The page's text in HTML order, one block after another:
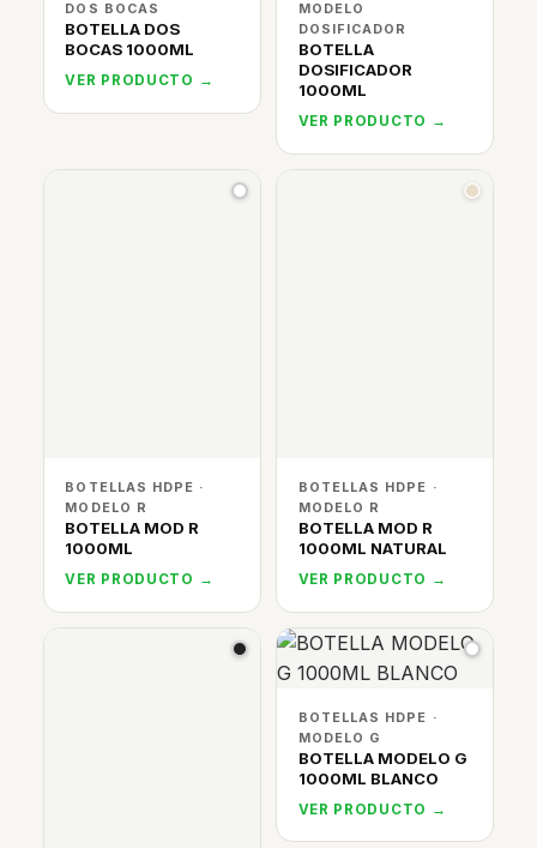
DOS BOCAS
BOTELLA DOS
BOCAS 1000ML
VER PRODUCTO →
MODELO
DOSIFICADOR
BOTELLA
DOSIFICADOR
1000ML
VER PRODUCTO →
BOTELLAS HDPE ·
MODELO R
BOTELLA MOD R
1000ML
VER PRODUCTO →
BOTELLAS HDPE ·
MODELO R
BOTELLA MOD R
1000ML NATURAL
VER PRODUCTO →
BOTELLAS HDPE ·
MODELO G
BOTELLA MODELO G
1000ML BLANCO
VER PRODUCTO →